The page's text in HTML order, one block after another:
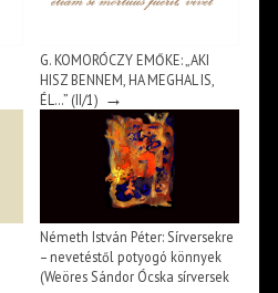
G. KOMORÓCZY EMŐKE: „AKI
HISZ BENNEM, HA MEGHAL IS,
ÉL…” (II/1) →
Németh István Péter: Sírversekre
– nevetéstől potyogó könnyek
(Weöres Sándor Ócska sírversek